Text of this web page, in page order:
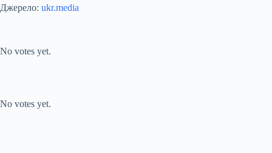
Джерело: ukr.media
No votes yet.
No votes yet.